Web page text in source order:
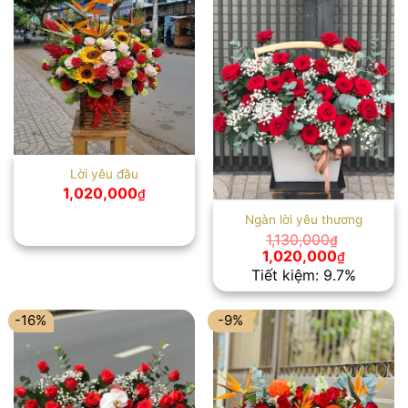
Lời yêu đầu
1,020,000₫
Ngàn lời yêu thương
1,130,000₫
Giá
gốc
là:
1,130,000₫.
1,020,000₫Giá
hiện
tại
là:
Tiết kiệm: 9.7%
-16% -9%